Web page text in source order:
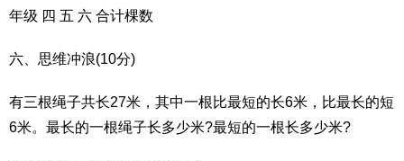
年级 四 五 六 合计棵数
六、思维冲浪(10分)
有三根绳子共长27米，其中一根比最短的长6米，比最长的短
6米。最长的一根绳子长多少米?最短的一根长多少米?